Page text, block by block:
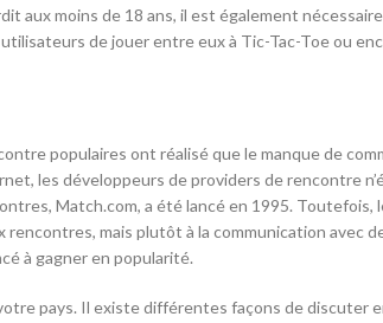
moins de 18 ans, il est également
de jouer entre eux à Tic-Tac-Toe ou
populaires ont réalisé que le manque de
les développeurs de providers de rencontre
Match.com, a été lancé en 1995. Toutefois,
mais plutôt à la communication avec
à gagner en popularité.
pays. Il existe différentes façons de discuter